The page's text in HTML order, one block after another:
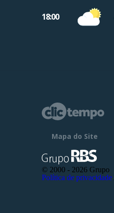
18:00
Mapa do Site
© 2000 - 2026 Grupo
Política de privacidade